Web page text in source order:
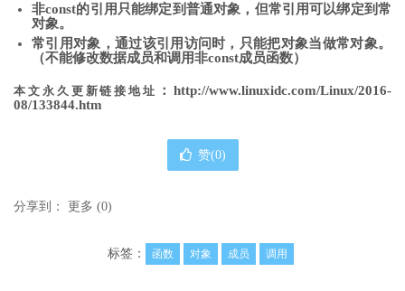
非const的引用只能绑定到普通对象，但常引用可以绑定到常
对象。
常引用对象，通过该引用访问时，只能把对象当做常对象。
（不能修改数据成员和调用非const成员函数）
本文永久更新链接地址 ：http://www.linuxidc.com/Linux/2016-
08/133844.htm
赞(0)
分享到： 更多 (0)
标签： 函数 对象 成员 调用